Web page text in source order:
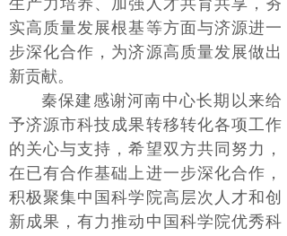
生产力培养、加强人才共育共享，夯
实高质量发展根基等方面与济源进一
步深化合作，为济源高质量发展做出
新贡献。
秦保建感谢河南中心长期以来给
予济源市科技成果转移转化各项工作
的关心与支持，希望双方共同努力，
在已有合作基础上进一步深化合作，
积极聚集中国科学院高层次人才和创
新成果，有力推动中国科学院优秀科